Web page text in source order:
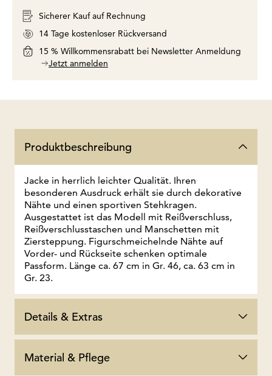
Sicherer Kauf auf Rechnung
14 Tage kostenloser Rückversand
15 % Willkommensrabatt bei Newsletter Anmeldung
Jetzt anmelden
Produktbeschreibung
Jacke in herrlich leichter Qualität. Ihren
besonderen Ausdruck erhält sie durch dekorative
Nähte und einen sportiven Stehkragen.
Ausgestattet ist das Modell mit Reißverschluss,
Reißverschlusstaschen und Manschetten mit
Ziersteppung. Figurschmeichelnde Nähte auf
Vorder- und Rückseite schenken optimale
Passform. Länge ca. 67 cm in Gr. 46, ca. 63 cm in
Gr. 23.
Details & Extras
Material & Pflege